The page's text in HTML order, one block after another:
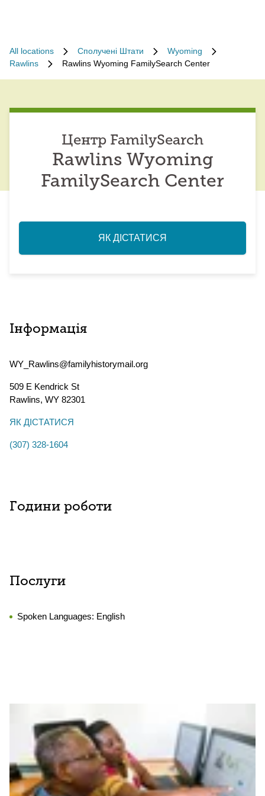
All locations Сполучені Штати
Wyoming
Rawlins
Rawlins Wyoming FamilySearch Center
Центр FamilySearch
Rawlins Wyoming
FamilySearch Center
ЯК ДІСТАТИСЯ
Інформація
WY_Rawlins@familyhistorymail.org
509 E Kendrick St
Rawlins, WY 82301
ЯК ДІСТАТИСЯ
(307) 328-1604
Години роботи
Послуги
Spoken Languages: English